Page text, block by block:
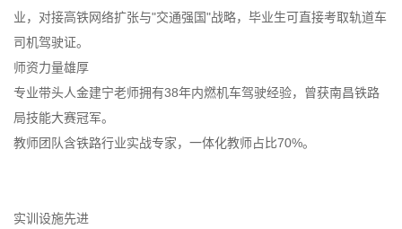
业，对接高铁网络扩张与"交通强国"战略，毕业生可直接考取轨道车
司机驾驶证。
师资力量雄厚
专业带头人金建宁老师拥有38年内燃机车驾驶经验，曾获南昌铁路
局技能大赛冠军。
教师团队含铁路行业实战专家，一体化教师占比70%。
实训设施先进